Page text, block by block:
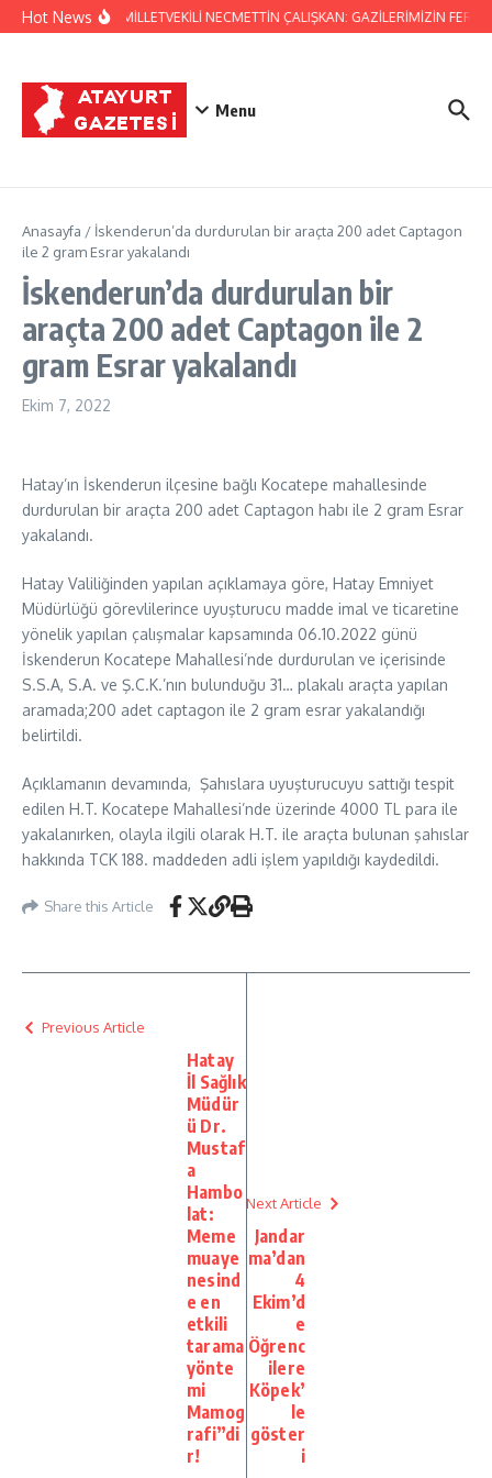
İçeriğe atla
Hot NewsHATAY MİLLETVEKİLİ NECMETTİN ÇALIŞKAN: GAZİLERİMİZİN
Menu
Anasayfa / İskenderun’da durdurulan bir araçta 200 adet Captagon
ile 2 gram Esrar yakalandı
İskenderun’da durdurulan bir
araçta 200 adet Captagon ile 2
gram Esrar yakalandı
Ekim 7, 2022
Hatay’ın İskenderun ilçesine bağlı Kocatepe mahallesinde
durdurulan bir araçta 200 adet Captagon habı ile 2 gram Esrar
yakalandı.
Hatay Valiliğinden yapılan açıklamaya göre, Hatay Emniyet
Müdürlüğü görevlilerince uyuşturucu madde imal ve ticaretine
yönelik yapılan çalışmalar kapsamında 06.10.2022 günü
İskenderun Kocatepe Mahallesi’nde durdurulan ve içerisinde
S.S.A, S.A. ve Ş.C.K.’nın bulunduğu 31… plakalı araçta yapılan
aramada;200 adet captagon ile 2 gram esrar yakalandığı
belirtildi.
Açıklamanın devamında, Şahıslara uyuşturucuyu sattığı tespit
edilen H.T. Kocatepe Mahallesi’nde üzerinde 4000 TL para ile
yakalanırken, olayla ilgili olarak H.T. ile araçta bulunan şahıslar
hakkında TCK 188. maddeden adli işlem yapıldığı kaydedildi.
Share this Article
Previous Article
Hatay
İl Sağlık
Müdür
ü Dr.
Mustaf
a
Hambo
lat:
Meme
muaye
nesind
e en
etkili
tarama
yönte
mi
Mamog
rafi”di
r!
Next Article
Jandar
ma’dan
4
Ekim’d
e
Öğrenc
ilere
Köpek’
le
göster
i